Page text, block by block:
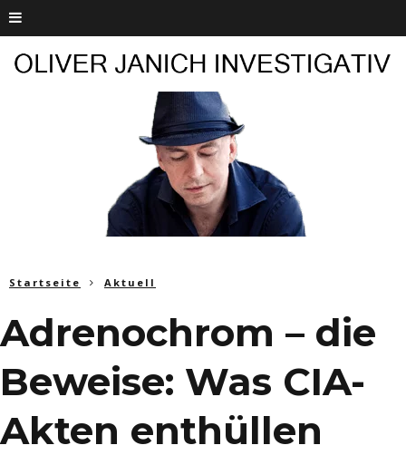
Startseite Aktuell
Adrenochrom – die
Beweise: Was CIA-
Akten enthüllen